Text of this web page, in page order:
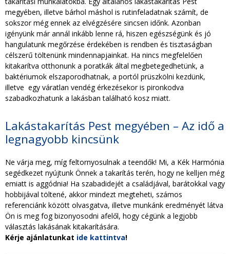
megyében, illetve bárhol máshol is rutinfeladatnak számít, de
sokszor még ennek az elvégzésére sincsen időnk. Azonban
igényünk már annál inkább lenne rá, hiszen egészségünk és jó
hangulatunk megőrzése érdekében is rendben és tisztaságban
célszerű töltenünk mindennapjainkat. Ha nincs megfelelően
kitakarítva otthonunk a poratkák által megbetegedhetünk, a
baktériumok elszaporodhatnak, a portól prüszkölni kezdünk,
illetve egy váratlan vendég érkezésekor is pironkodva
szabadkozhatunk a lakásban található kosz miatt.
Lakástakarítás Pest megyében – Az idő a
legnagyobb kincsünk
Ne várja meg, míg feltornyosulnak a teendők! Mi, a Kék Harmónia
segédkezet nyújtunk Önnek a takarítás terén, hogy ne kelljen még
emiatt is aggódnia! Ha szabadidejét a családjával, barátokkal vagy
hobbijával töltené, akkor mindezt megteheti, számos
referenciánk között olvasgatva, illetve munkánk eredményét látva
Ön is meg fog bizonyosodni afelől, hogy cégünk a legjobb
választás lakásának kitakarítására.
Kérje ajánlatunkat ide kattintva!